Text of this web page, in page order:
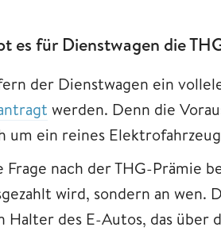
es für Dienstwagen die
der Dienstwagen ein
werden. Denn die
um ein reines
Frage nach der THG-Prämie
wird, sondern an wen.
Halter des E-Autos, das